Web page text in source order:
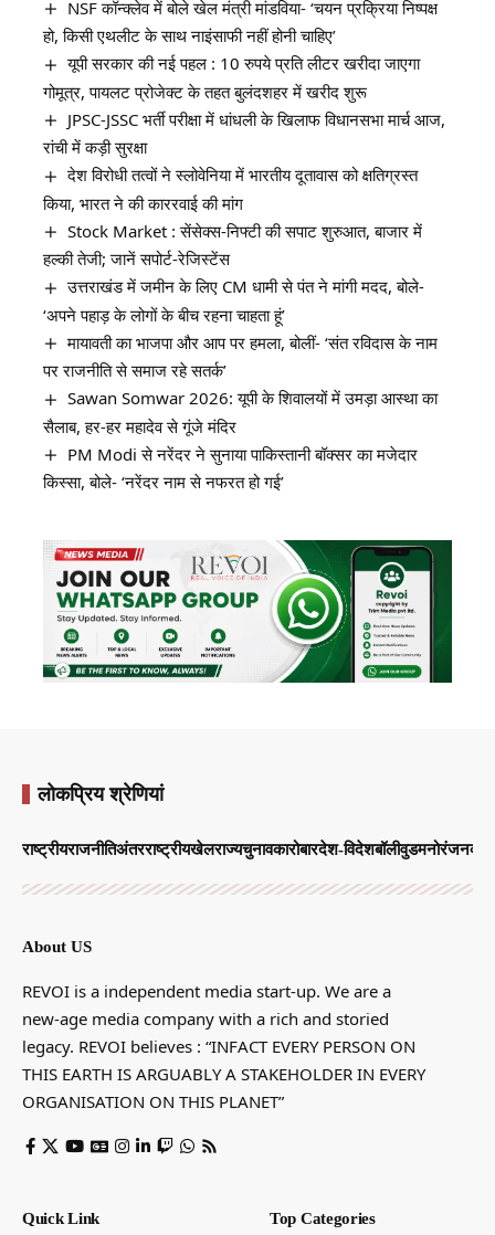
NSF कॉन्क्लेव में बोले खेल मंत्री मांडविया- ‘चयन प्रक्रिया निष्पक्ष
हो, किसी एथलीट के साथ नाइंसाफी नहीं होनी चाहिए’
यूपी सरकार की नई पहल : 10 रुपये प्रति लीटर खरीदा जाएगा
गोमूत्र, पायलट प्रोजेक्ट के तहत बुलंदशहर में खरीद शुरू
JPSC-JSSC भर्ती परीक्षा में धांधली के खिलाफ विधानसभा मार्च आज,
रांची में कड़ी सुरक्षा
देश विरोधी तत्वों ने स्लोवेनिया में भारतीय दूतावास को क्षतिग्रस्त
किया, भारत ने की काररवाई की मांग
Stock Market : सेंसेक्स-निफ्टी की सपाट शुरुआत, बाजार में
हल्की तेजी; जानें सपोर्ट-रेजिस्टेंस
उत्तराखंड में जमीन के लिए CM धामी से पंत ने मांगी मदद, बोले-
‘अपने पहाड़ के लोगों के बीच रहना चाहता हूं’
मायावती का भाजपा और आप पर हमला, बोलीं- ‘संत रविदास के नाम
पर राजनीति से समाज रहे सतर्क’
Sawan Somwar 2026: यूपी के शिवालयों में उमड़ा आस्था का
सैलाब, हर-हर महादेव से गूंजे मंदिर
PM Modi से नरेंदर ने सुनाया पाकिस्तानी बॉक्सर का मजेदार
किस्सा, बोले- ‘नरेंदर नाम से नफरत हो गई’
लोकप्रिय श्रेणियां
राष्ट्रीयराजनीतिअंतरराष्ट्रीयखेलराज्यचुनावकारोबारदेश-विदेशबॉलीवुडमनोरंजन
About US
REVOI is a independent media start-up. We are a
new-age media company with a rich and storied
legacy. REVOI believes : “INFACT EVERY PERSON ON
THIS EARTH IS ARGUABLY A STAKEHOLDER IN EVERY
ORGANISATION ON THIS PLANET”
Quick Link Top Categories